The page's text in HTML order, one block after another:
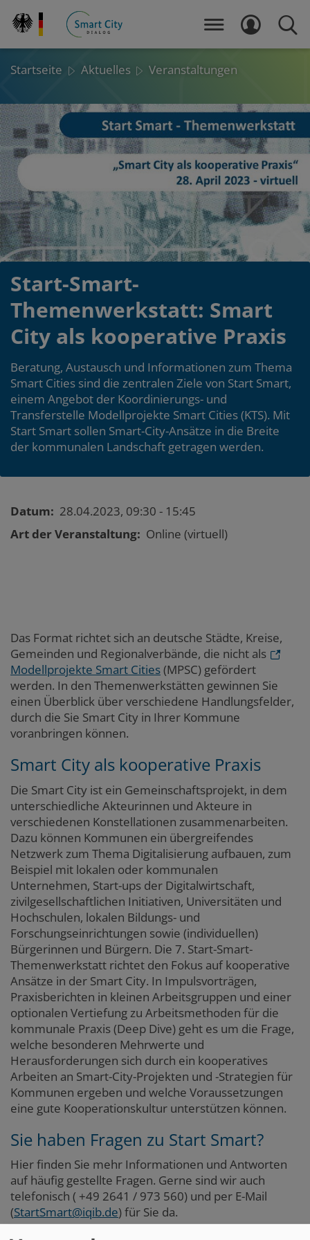
zum
MENÜ LOGIN
Startseite Aktuelles Veranstaltungen
Start-Smart-
Themenwerkstatt: Smart
City als kooperative Praxis
Beratung, Austausch und Informationen zum Thema
Smart Cities sind die zentralen Ziele von Start Smart,
einem Angebot der Koordinierungs- und
Transferstelle Modellprojekte Smart Cities (KTS). Mit
Start Smart sollen Smart-City-Ansätze in die Breite
der kommunalen Landschaft getragen werden.
Event
details
Datum
28.04.2023, 09:30 - 15:45
Art der Veranstaltung
Online (virtuell)
Paragraphs
Das Format richtet sich an deutsche Städte, Kreise,
Gemeinden und Regionalverbände, die nicht als
Modellprojekte Smart Cities(MPSC) gefördert
werden. In den Themenwerkstätten gewinnen Sie
einen Überblick über verschiedene Handlungsfelder,
durch die Sie Smart City in Ihrer Kommune
voranbringen können.
Smart City als kooperative Praxis
Die Smart City ist ein Gemeinschaftsprojekt, in dem
unterschiedliche Akteurinnen und Akteure in
verschiedenen Konstellationen zusammenarbeiten.
Dazu können Kommunen ein übergreifendes
Netzwerk zum Thema Digitalisierung aufbauen, zum
Beispiel mit lokalen oder kommunalen
Unternehmen, Start-ups der Digitalwirtschaft,
zivilgesellschaftlichen Initiativen, Universitäten und
Hochschulen, lokalen Bildungs- und
Forschungseinrichtungen sowie (individuellen)
Bürgerinnen und Bürgern. Die 7. Start-Smart-
Themenwerkstatt richtet den Fokus auf kooperative
Ansätze in der Smart City. In Impulsvorträgen,
Praxisberichten in kleinen Arbeitsgruppen und einer
optionalen Vertiefung zu Arbeitsmethoden für die
kommunale Praxis (Deep Dive) geht es um die Frage,
welche besonderen Mehrwerte und
Herausforderungen sich durch ein kooperatives
Arbeiten an Smart-City-Projekten und -Strategien für
Kommunen ergeben und welche Voraussetzungen
eine gute Kooperationskultur unterstützen können.
Sie haben Fragen zu Start Smart?
Hier finden Sie mehr Informationen und Antworten
auf häufig gestellte Fragen. Gerne sind wir auch
telefonisch ( +49 2641 / 973 560) und per E-Mail
(StartSmart@iqib.de) für Sie da.